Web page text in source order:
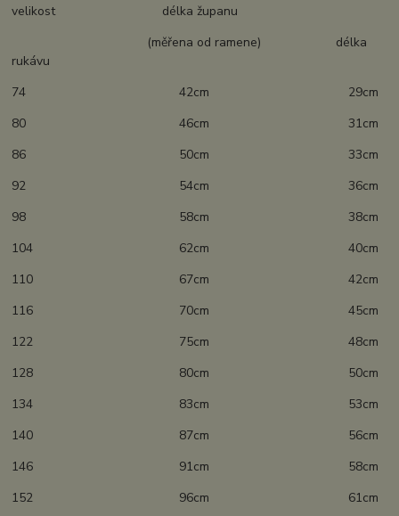
velikost délka županu
(měřena od ramene) délka
rukávu
74 42cm 29cm
80 46cm 31cm
86 50cm 33cm
92 54cm 36cm
98 58cm 38cm
104 62cm 40cm
110 67cm 42cm
116 70cm 45cm
122 75cm 48cm
128 80cm 50cm
134 83cm 53cm
140 87cm 56cm
146 91cm 58cm
152 96cm 61cm